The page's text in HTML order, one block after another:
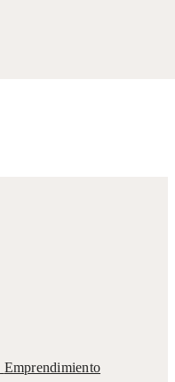
Emprendimiento